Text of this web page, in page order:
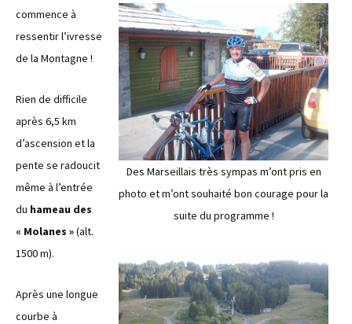
commence à
ressentir l’ivresse
de la Montagne !
Rien de difficile
après 6,5 km
d’ascension et la
pente se radoucit
même à l’entrée
du hameau des
« Molanes »(alt.
1500 m).
Après une longue
courbe à
Des Marseillais très sympas m’ont pris en
photo et m’ont souhaité bon courage pour la
suite du programme !